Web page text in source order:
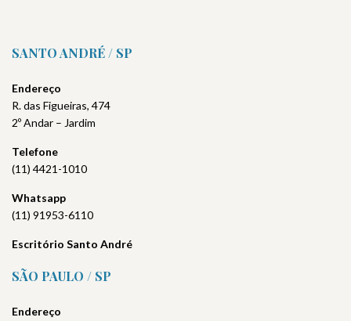
SANTO ANDRÉ / SP
Endereço
R. das Figueiras, 474
2º Andar – Jardim
Telefone
(11) 4421-1010
Whatsapp
(11) 91953-6110
Escritório Santo André
SÃO PAULO / SP
Endereço